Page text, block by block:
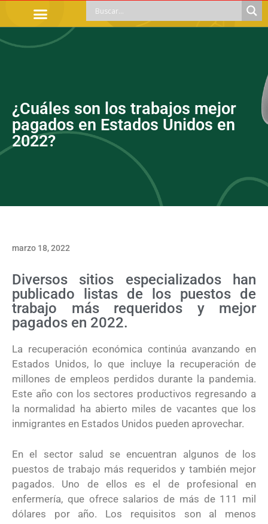
¿Cuáles son los trabajos mejor
pagados en Estados Unidos en
2022?
marzo 18, 2022
Diversos sitios especializados han
publicado listas de los puestos de
trabajo más requeridos y mejor
pagados en 2022.
La recuperación económica continúa avanzando en
Estados Unidos, lo que incluye la recuperación de
millones de empleos perdidos durante la pandemia.
Este año con los sectores productivos regresando a
la normalidad ha abierto miles de vacantes que los
inmigrantes en Estados Unidos pueden aprovechar.
En el sector salud se encuentran algunos de los
puestos de trabajo más requeridos y también mejor
pagados. Uno de ellos es el de profesional en
enfermería, que ofrece salarios de más de 111 mil
dólares por año. Los requisitos son al menos